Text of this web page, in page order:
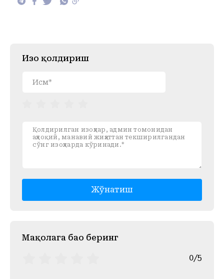
Изоҳ қолдириш
Жўнатиш
Mақолага баҳо беринг
0/5